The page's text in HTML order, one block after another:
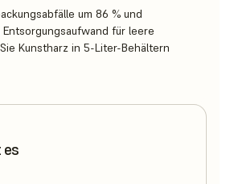
um 86 % und
für leere
Kunstharz in 5-Liter-Behältern